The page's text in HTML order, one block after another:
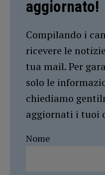
aggiornato!
Compilando i
ricevere le
tua mail. Per
solo le
chiediamo
aggiornati i tuoi
Nome